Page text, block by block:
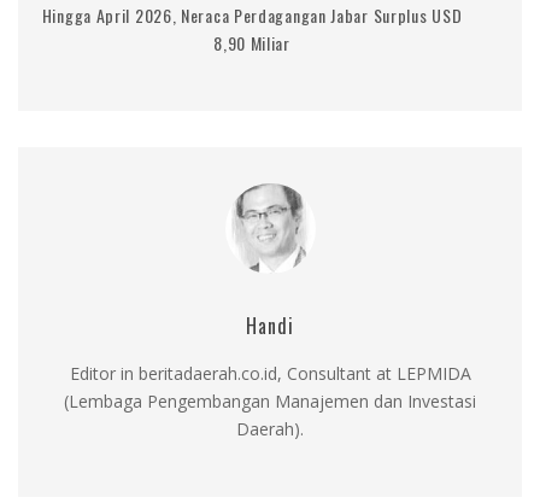
Hingga April 2026, Neraca Perdagangan Jabar Surplus USD
8,90 Miliar
Handi
Editor in beritadaerah.co.id, Consultant at LEPMIDA
(Lembaga Pengembangan Manajemen dan Investasi
Daerah).